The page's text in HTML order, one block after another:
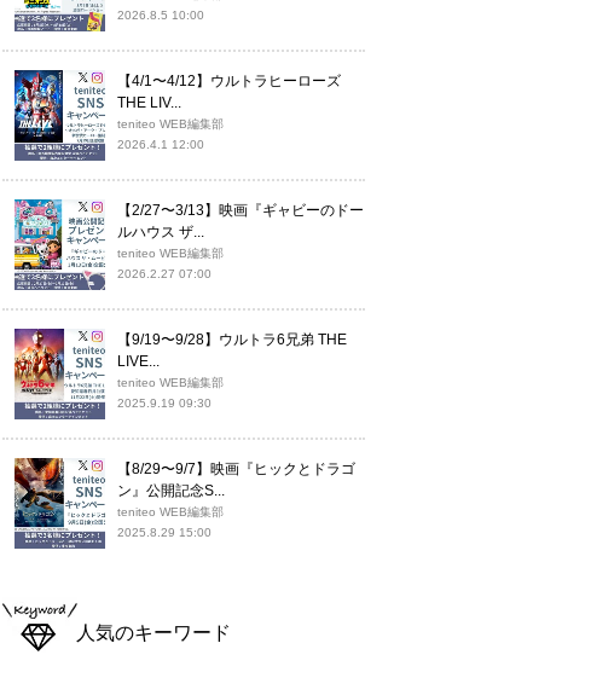
2026.8.5 10:00
【4/1〜4/12】ウルトラヒーローズ
THE LIV...
teniteo WEB編集部
2026.4.1 12:00
【2/27〜3/13】映画『ギャビーのドー
ルハウス ザ...
teniteo WEB編集部
2026.2.27 07:00
【9/19〜9/28】ウルトラ6兄弟 THE
LIVE...
teniteo WEB編集部
2025.9.19 09:30
【8/29〜9/7】映画『ヒックとドラゴ
ン』公開記念S...
teniteo WEB編集部
2025.8.29 15:00
人気のキーワード